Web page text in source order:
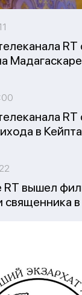
RT
Мадагаскаре
RT
в
RT вышел
священника